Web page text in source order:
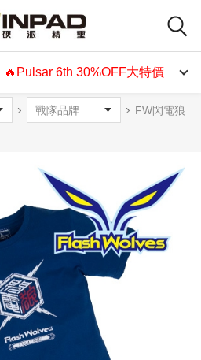
🔥Pulsar 6th 30%OFF大特價🔥
FW閃電狼